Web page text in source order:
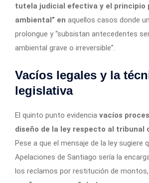
tutela judicial efectiva y el principio
ambiental” en aquellos casos donde
prolongue y “subsistan antecedentes
ambiental grave o irreversible”.
Vacíos legales y la
legislativa
El quinto punto evidencia vacíos
diseño de la ley respecto al tribunal
Pese a que el mensaje de la ley sugiere
Apelaciones de Santiago sería la
los reclamos por restitución de